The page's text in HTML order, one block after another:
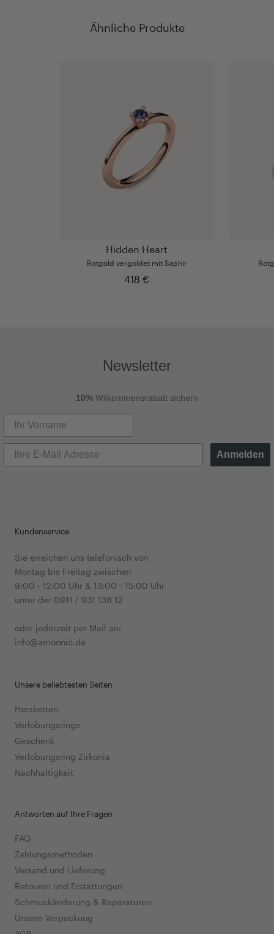
Ähnliche Produkte
Hidden Heart
Rotgold vergoldet mit Saphir
418 €
Newsletter
10% Wilkommensrabatt sichern
Anmelden
Kundenservice
Sie erreichen uns telefonisch von
Montag bis Freitag zwischen
9:00 - 12:00 Uhr & 13:00 - 15:00 Uhr
unter der 0911 / 931 138 12
oder jederzeit per Mail an:
info@amoonic.de
Unsere beliebtesten Seiten
Herzketten
Verlobungsringe
Geschenk
Verlobungsring Zirkonia
Nachhaltigkeit
Antworten auf Ihre Fragen
FAQ
Zahlungsmethoden
Versand und Lieferung
Retouren und Erstattungen
Schmuckänderung & Reparaturen
Unsere Verpackung